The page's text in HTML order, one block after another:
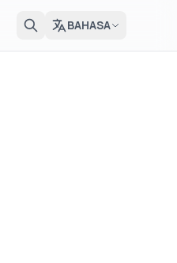
BAHASA